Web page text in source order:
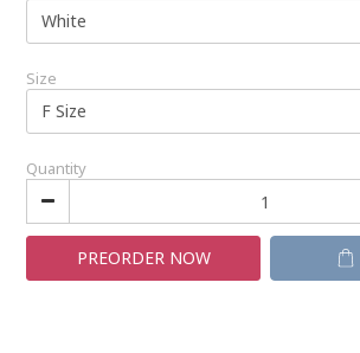
Size
Quantity
PREORDER NOW